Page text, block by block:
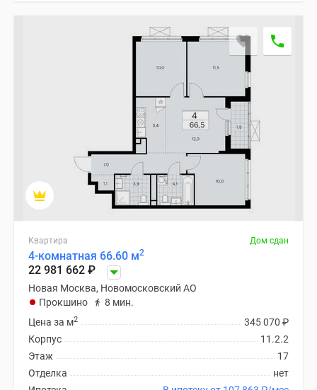
ипотеку
центры
Коттеджи
Скидки
акции
Квартира Дом сдан
4-комнатная 66.60 м2
22 981 662 ₽
Новая Москва, Новомосковский АО
Прокшино
8 мин.
345 070 ₽
Цена за м2
11.2.2
Корпус
17
Этаж
нет
Отделка